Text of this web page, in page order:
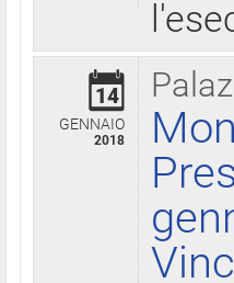
14
GENNAIO
2018